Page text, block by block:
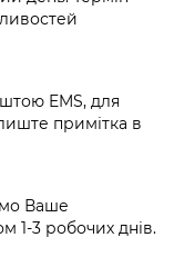
EMS, для
примітка в
Ваше
1-3 робочих днів.